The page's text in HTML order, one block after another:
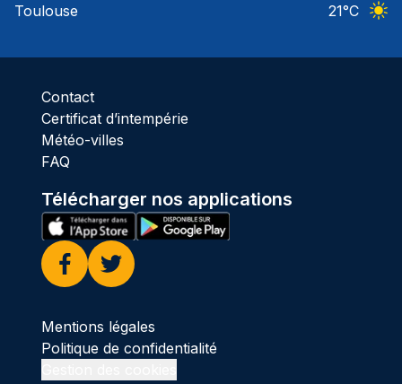
Toulouse
21°C
Contact
Certificat d’intempérie
Météo-villes
FAQ
Télécharger nos applications
Facebook
Twitter
Mentions légales
Politique de confidentialité